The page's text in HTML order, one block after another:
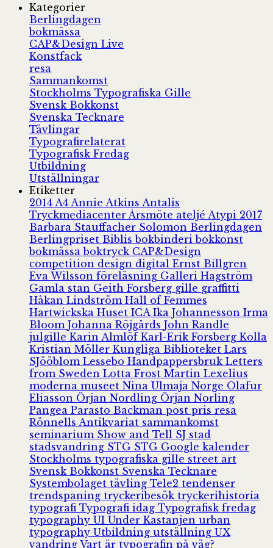
Kategorier
Berlingdagen
bokmässa
CAP&Design Live
Konstfack
resa
Sammankomst
Stockholms Typografiska Gille
Svensk Bokkonst
Svenska Tecknare
Tävlingar
Typografirelaterat
Typografisk Fredag
Utbildning
Utställningar
Etiketter
2014 A4 Annie Atkins Antalis
Tryckmediacenter Årsmöte ateljé Atypi 2017
Barbara Stauffacher Solomon Berlingdagen
Berlingpriset Biblisbokbinderibokkonst
bokmässaboktryck CAP&Design
competition design digital Ernst Billgren
Eva Wilsson föreläsning Galleri Hagström
Gamla stan Geith Forsberg gille graffitti
Håkan Lindström Hall of Femmes
Hartwickska Huset ICA Ika Johannesson Irma
Bloom Johanna Röjgårds John Randle
julgille Karin Almlöf Karl-Erik Forsberg Kolla
Kristian Möller Kungliga Biblioteket Lars
SJööblom Lessebo Handpappersbruk Letters
from Sweden Lotta Frost Martin Lexelius
moderna museet Nina Ulmaja Norge Olafur
Eliasson Örjan Nordling Örjan Norling
Pangea Parasto Backman post pris resa
Rönnells Antikvariat sammankomst
seminarium Show and Tell SJ stad
stadsvandring STG STG Google kalender
Stockholms typografiska gille street art
Svensk Bokkonst Svenska Tecknare
Systembolaget tävling Tele2 tendenser
trendspaning tryckeribesök tryckerihistoria
typografi Typografi idag Typografisk fredag
typography UI Under Kastanjen urban
typography Utbildning utställning UX
vandring Vart är typografin på väg?